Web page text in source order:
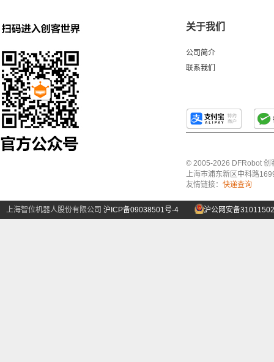
关于我们
公司简介
联系我们
© 2005-2026 DFRobot 创
上海市浦东新区中科路
友情链接： 快递查询
上海智位机器人股份有限公司 沪ICP备09038501号-4 沪公网安备